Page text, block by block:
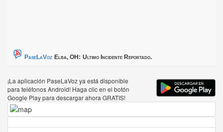
PaseLaVoz Elba, OH: Ultimo Incidente Reportado.
¡La aplicación PaseLaVoz ya está disponible
para teléfonos Android! Haga clic en el botón
Google Play para descargar ahora GRATIS!